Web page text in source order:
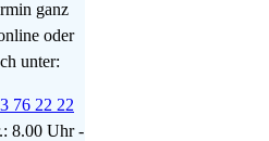
ganz
oder
unter:
76 22 22
8.00 Uhr -